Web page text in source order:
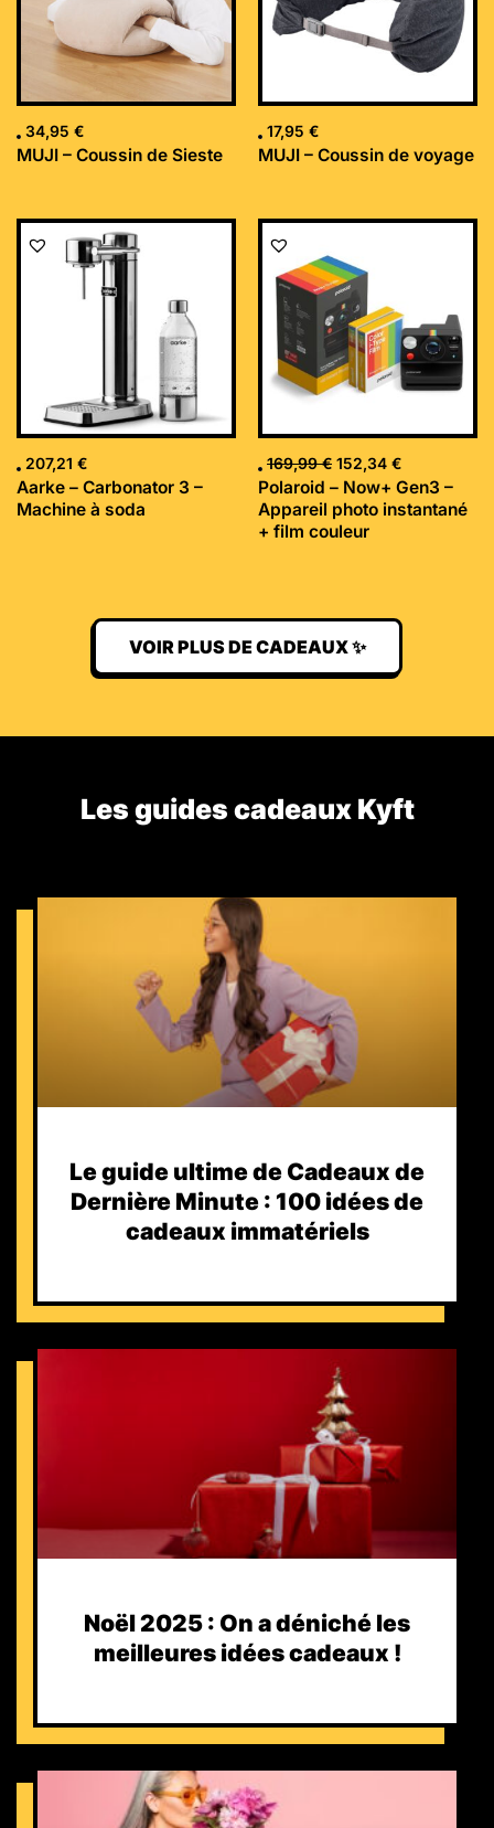
34,95 €
MUJI – Coussin de Sieste
17,95 €
MUJI – Coussin de voyage
207,21 €
Aarke – Carbonator 3 –
Machine à soda
169,99€
Le
initial
était :
169,99 €.
152,34 €
Le
Polaroid – Now+ Gen3 –
Appareil photo instantané
+ film couleur
VOIR PLUS DE CADEAUX ✨
Les guides cadeaux Kyft​
Le guide ultime de Cadeaux de
Dernière Minute : 100 idées de
cadeaux immatériels
Noël 2025 : On a déniché les
meilleures idées cadeaux !